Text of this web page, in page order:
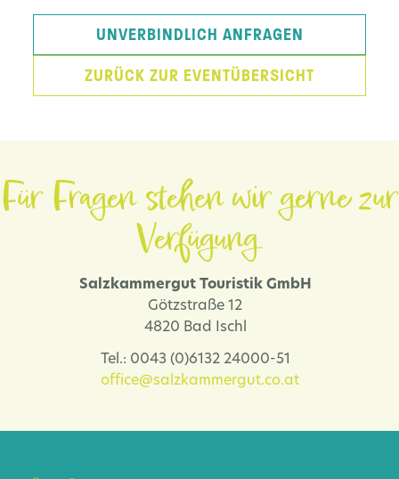
UNVERBINDLICH ANFRAGEN
ZURÜCK ZUR EVENTÜBERSICHT
Für Fragen stehen wir gerne zur
Verfügung.
Salzkammergut Touristik GmbH
Götzstraße 12
4820 Bad Ischl
Tel.: 0043 (0)6132 24000-51
office@salzkammergut.co.at